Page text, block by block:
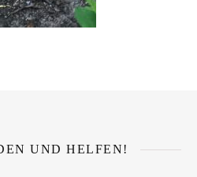
UND HELFEN!